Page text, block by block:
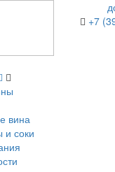
+7
вина
соки